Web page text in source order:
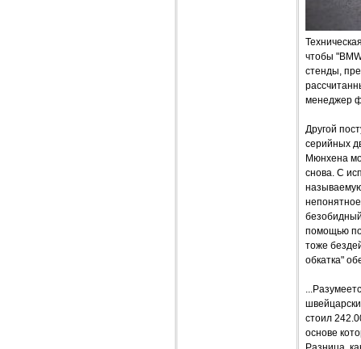
чтобы
стенды,
менеджер
Другой
серийных
Мюнхена
снова. С
помощью
тоже
обкатка"
стоил
основе